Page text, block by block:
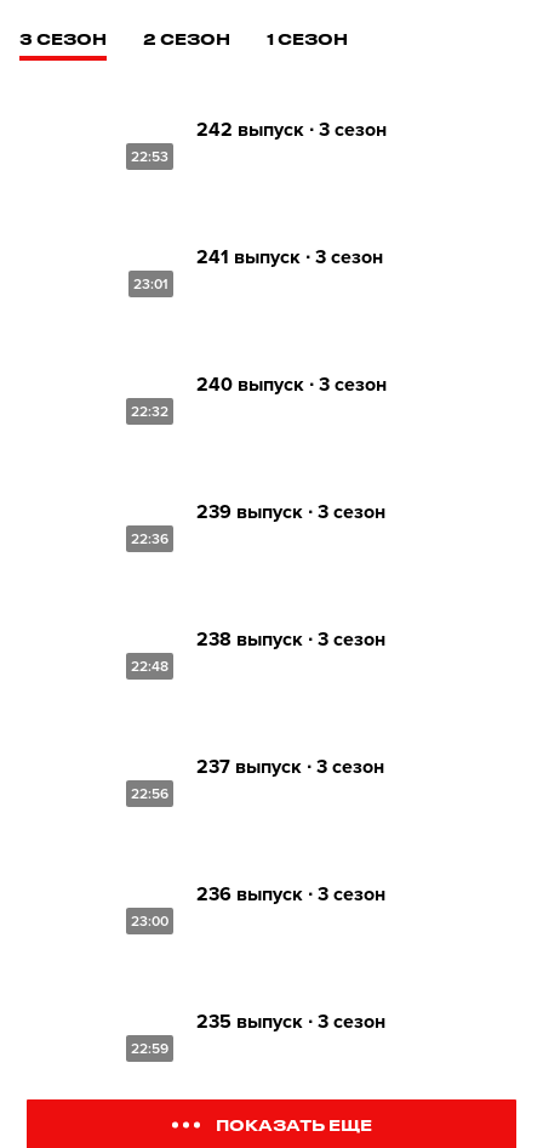
3 СЕЗОН 2 СЕЗОН 1 СЕЗОН
22:53
242 выпуск ∙ 3 сезон
23:01
241 выпуск ∙ 3 сезон
22:32
240 выпуск ∙ 3 сезон
22:36
239 выпуск ∙ 3 сезон
22:48
238 выпуск ∙ 3 сезон
22:56
237 выпуск ∙ 3 сезон
23:00
236 выпуск ∙ 3 сезон
22:59
235 выпуск ∙ 3 сезон
ПОКАЗАТЬ ЕЩЕ